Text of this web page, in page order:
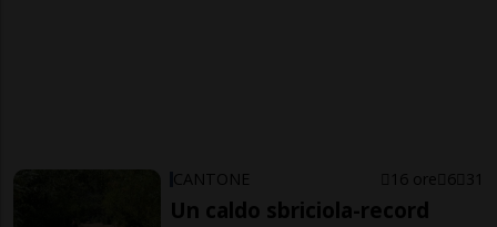
CANTONE 16 ore 6 31
Un caldo sbriciola-record